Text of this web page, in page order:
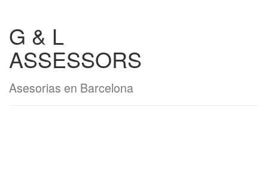
G & L
ASSESSORS
Asesorias en Barcelona